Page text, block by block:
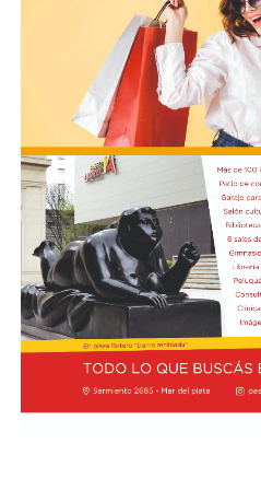
podría definir el futuro
Boca, por su parte, no vive
términos de resultados, pero
genera preocupación por la
continuidad en el juego. El
Arruabarrena había sido
clasificación a los octavos de
tras vencer 2-0 a Sarmiento
triunfo 1-0 ante O’Higgins de
octavos de la Copa
Sin embargo, el envión inicial
primera fecha del Torneo
goleada 3-0 como visitante